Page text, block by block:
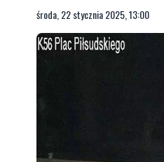
środa, 22 stycznia 2025, 13:00